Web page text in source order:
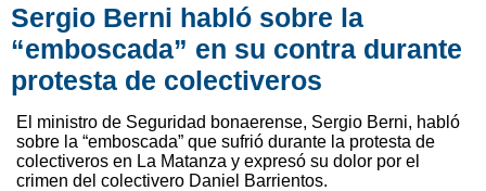
Sergio Berni habló sobre la
“emboscada” en su contra durante
protesta de colectiveros
El ministro de Seguridad bonaerense, Sergio Berni, habló
sobre la “emboscada” que sufrió durante la protesta de
colectiveros en La Matanza y expresó su dolor por el
crimen del colectivero Daniel Barrientos.